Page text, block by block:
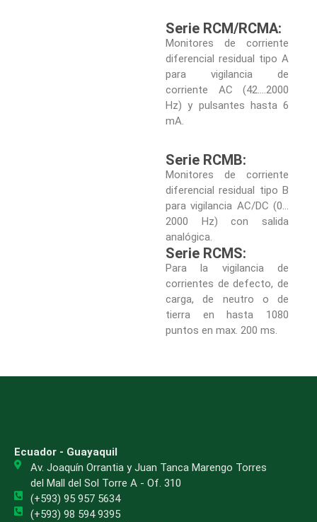
Serie RCM/RCMA:
Monitores de corriente
diferencial residual tipo A
para vigilancia de
corriente AC (42….2000
Hz) y pulsantes hasta 6
mA.
Serie RCMB:
Monitores de corriente
diferencial residual tipo B
para vigilancia AC/DC (0…
2000 Hz) con salida
analógica.
Serie RCMS:
Para la vigilancia de
corrientes de defecto, de
carga, de neutro o de
tierra en hasta 1080
puntos en max. 200 ms.
Ecuador - Guayaquil
Av. Joaquín Orrantia y Juan Tanca Marengo Torres
del Mall del Sol Torre A - Of. 310
(+593) 95 957 5634
(+593) 98 594 9395